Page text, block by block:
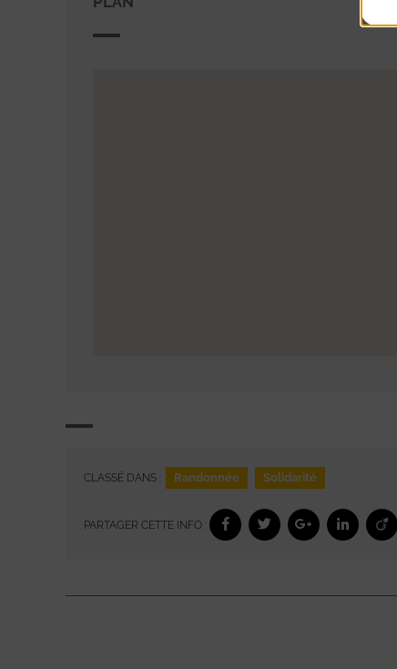
CLASSÉ DANS : Randonnée Solidarité
PARTAGER CETTE INFO :